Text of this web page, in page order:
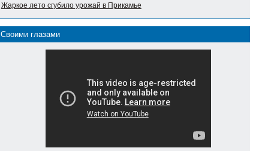
Жаркое лето сгубило урожай в Прикамье
Своими глазами